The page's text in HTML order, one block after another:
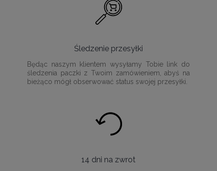
Śledzenie przesyłki
Będąc naszym klientem wysyłamy Tobie link do
śledzenia paczki z Twoim zamówieniem, abyś na
bieżąco mógł obserwować status swojej przesyłki.
14 dni na zwrot